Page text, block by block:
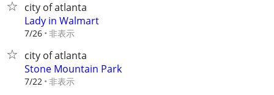
city of atlanta
Lady in Walmart
7/26 非表示
city of atlanta
Stone Mountain Park
7/22 非表示